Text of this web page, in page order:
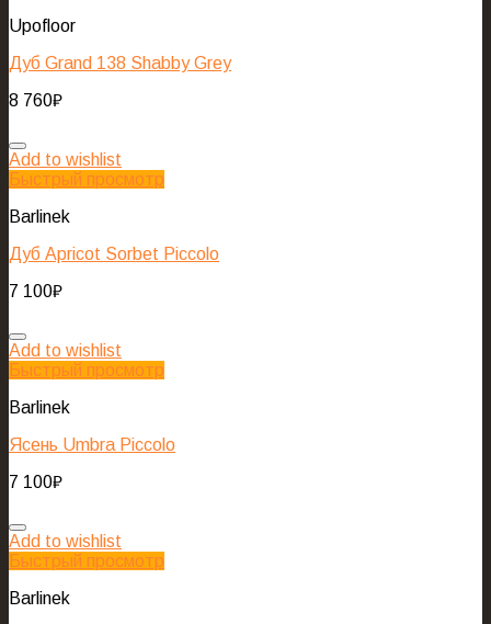
Upofloor
Дуб Grand 138 Shabby Grey
8 760₽
Add to wishlist
Быстрый просмотр
Barlinek
Дуб Apricot Sorbet Piccolo
7 100₽
Add to wishlist
Быстрый просмотр
Barlinek
Ясень Umbra Piccolo
7 100₽
Add to wishlist
Быстрый просмотр
Barlinek